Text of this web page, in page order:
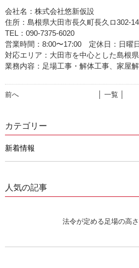
会社名：株式会社悠新仮設
住所：島根県大田市長久町長久ロ302-14
TEL：090-7375-6020
営業時間：8:00〜17:00 定休日：日曜
対応エリア：大田市を中心とした島根
業務内容：足場工事・解体工事、家屋
前へ │ 一覧 │
カテゴリー
新着情報
人気の記事
法令が定める足場の高